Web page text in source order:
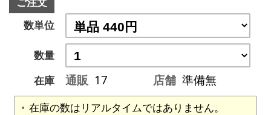
数単位
数量
在庫
通販 17 店舗 準備無
在庫の数はリアルタイムではありません。